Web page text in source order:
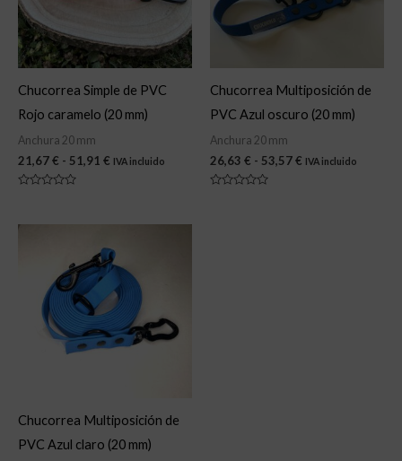
Chucorrea Simple de PVC
Rojo caramelo (20 mm)
Anchura 20 mm
21,67€ - 51,91 € IVA incluido
Chucorrea Multiposición de
PVC Azul oscuro (20 mm)
Anchura 20 mm
26,63 € - 53,57€ IVA incluido
Chucorrea Multiposición de
PVC Azul claro (20 mm)
de
precios:
desde
26,63 €
hasta
53,57 €